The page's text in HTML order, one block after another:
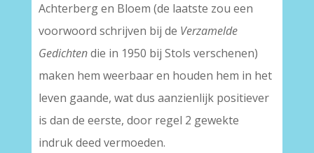
Achterberg en Bloem (de laatste zou een
voorwoord schrijven bij de Verzamelde
Gedichtendie in 1950 bij Stols verschenen)
maken hem weerbaar en houden hem in het
leven gaande, wat dus aanzienlijk positiever
is dan de eerste, door regel 2 gewekte
indruk deed vermoeden.